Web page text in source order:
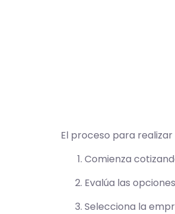
El proceso para
Comienza
Evalúa las
Selecciona la